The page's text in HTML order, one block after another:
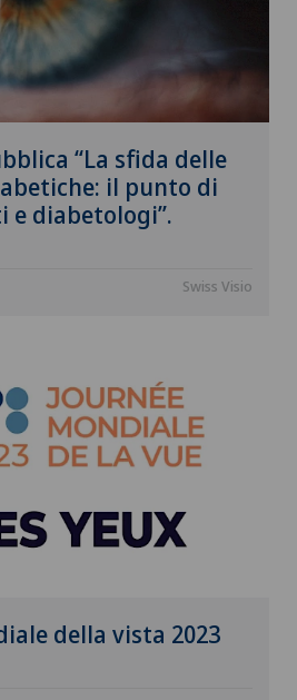
“La sfida delle
il punto di
e diabetologi”.
Swiss Visio
della vista 2023